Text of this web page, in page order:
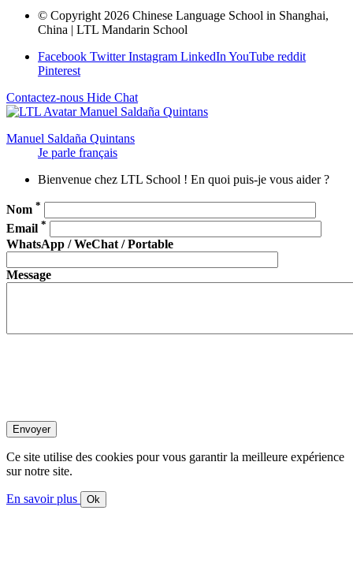
© Copyright 2026 Chinese Language School in Shanghai,
China | LTL Mandarin School
Facebook TwitterInstagram LinkedIn YouTube reddit
Pinterest
Contactez-nous Hide Chat
Manuel Saldaña Quintans
Je parle français
Bienvenue chez LTL School ! En quoi puis-je vous aider ?
Nom *
Email *
WhatsApp / WeChat / Portable
Message
Ce site utilise des cookies pour vous garantir la meilleure expérience
sur notre site.
En savoir plus Ok